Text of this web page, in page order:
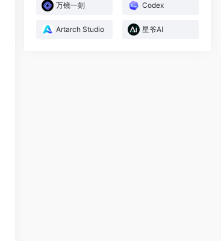
万镜一刻 Codex
Artarch Studio 星爷AI